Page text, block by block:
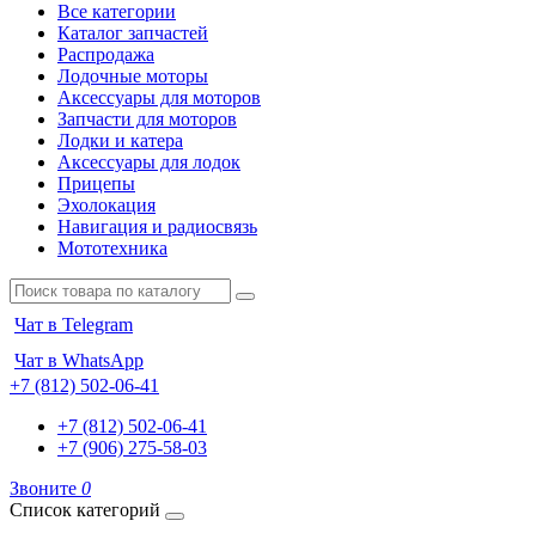
Все категории
Каталог запчастей
Распродажа
Лодочные моторы
Аксессуары для моторов
Запчасти для моторов
Лодки и катера
Аксессуары для лодок
Прицепы
Эхолокация
Навигация и радиосвязь
Мототехника
Чат в Telegram
Чат в WhatsApp
+7 (812) 502-06-41
+7 (812) 502-06-41
+7 (906) 275-58-03
Звоните 0
Список категорий